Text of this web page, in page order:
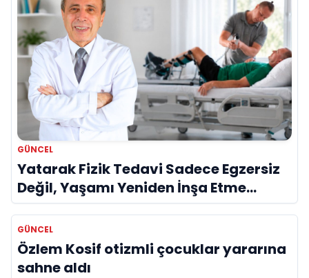
GÜNCEL
Yatarak Fizik Tedavi Sadece Egzersiz
Değil, Yaşamı Yeniden İnşa Etme
Sürecidir
GÜNCEL
Özlem Kosif otizmli çocuklar yararına
sahne aldı